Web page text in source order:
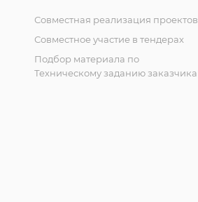
Совместная реализация проектов
Совместное участие в тендерах
Подбор материала по
Техническому заданию заказчика